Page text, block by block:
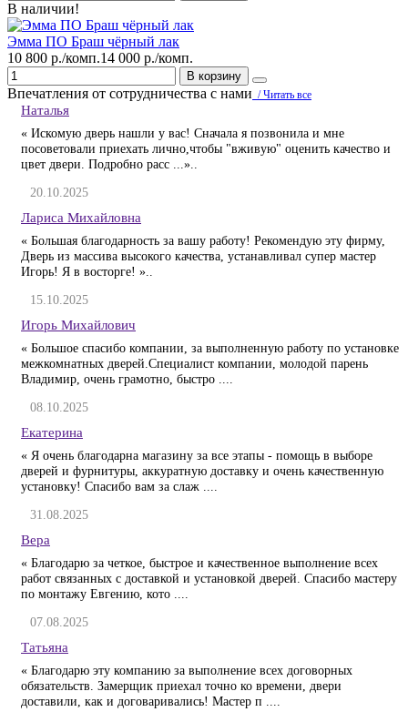
В наличии!
Эмма ПО Браш чёрный лак
10 800 р./комп.14 000 р./комп.
В корзину
Впечатления от сотрудничества с нами / Читать все
Наталья
« Искомую дверь нашли у вас! Сначала я позвонила и мне
посоветовали приехать лично,чтобы "вживую" оценить качество и
цвет двери. Подробно расс ...»..
20.10.2025
Лариса Михайловна
« Большая благодарность за вашу работу! Рекомендую эту фирму,
Дверь из массива высокого качества, устанавливал супер мастер
Игорь! Я в восторге! »..
15.10.2025
Игорь Михайлович
« Большое спасибо компании, за выполненную работу по установке
межкомнатных дверей.Специалист компании, молодой парень
Владимир, очень грамотно, быстро ....
08.10.2025
Екатерина
« Я очень благодарна магазину за все этапы - помощь в выборе
дверей и фурнитуры, аккуратную доставку и очень качественную
установку! Спасибо вам за слаж ....
31.08.2025
Вера
« Благодарю за четкое, быстрое и качественное выполнение всех
работ связанных с доставкой и установкой дверей. Спасибо мастеру
по монтажу Евгению, кото ....
07.08.2025
Татьяна
« Благодарю эту компанию за выполнение всех договорных
обязательств. Замерщик приехал точно ко времени, двери
доставили, как и договаривались! Мастер п ....